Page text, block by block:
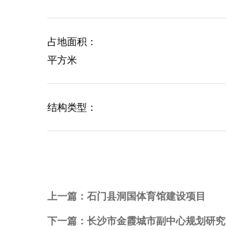
占地面积：
平方米
结构类型：
上一篇：石门县洞国体育馆建设项目
下一篇：长沙市金霞城市副中心规划研究